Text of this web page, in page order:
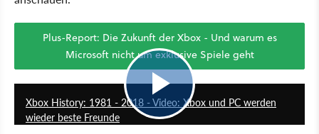
Plus-Report: Die Zukunft der Xbox - Und warum es
Microsoft nicht um exklusive Spiele geht
18:35
Xbox History: 1981 - 2018 - Video: Xbox und PC werden
wieder beste Freunde